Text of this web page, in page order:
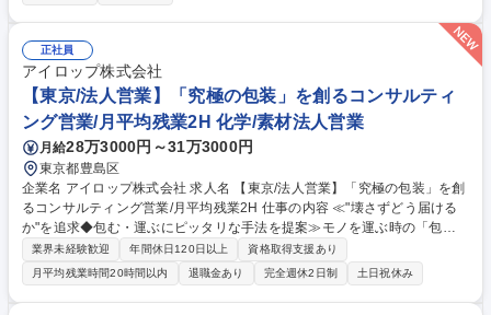
どの現場基本業務 ■自社物流システムを活用した効率的なオペレーション
運用とデータ管理 ■現場の業務改善（カイゼン）提案およびプロセス最適
化 ■チームリーダーとしてのメンバー育成・マネジメントサポート ■調
達・受注から配送に至るロジスティクス全般のコントロール 募集職種
【各務原】物流管理／八幡ねじGの物流DX推進／残業月20h以内・教育体
制充実
正社員
アイロップ株式会社
【東京/法人営業】「究極の包装」を創るコンサルティ
ング営業/月平均残業2H 化学/素材法人営業
月給28万3000円～31万3000円
東京都豊島区
企業名 アイロップ株式会社 求人名 【東京/法人営業】「究極の包装」を創
るコンサルティング営業/月平均残業2H 仕事の内容 ≪"壊さずどう届ける
か"を追求◆包む・運ぶにピッタリな手法を提案≫モノを運ぶ時の「包
装」に着目し追及する当社にて、既存顧客を中心に最適な包装資材や物流
機器の設計開発・ソリューションを提案★年休125日 【顧客】主な顧客は
大手輸送会社やメーカー。既存顧客のフォローが中心で飛込みや電話営業
はありません【詳細】◎輸送中の破損防止や梱包工数削減など、顧客の物
業界未経験歓迎 年間休日120日以上
資格取得支援あり
月平均残業時間20時間以内
退職金あり 完全週休2日制 土日祝休み